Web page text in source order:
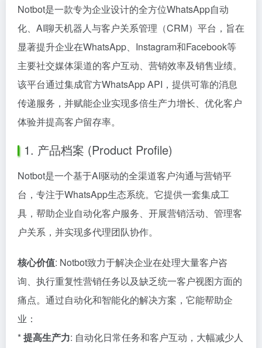
Notbot是一款专为企业设计的全方位WhatsApp自动
化、AI聊天机器人与客户关系管理（CRM）平台，旨在
显著提升企业在WhatsApp、Instagram和Facebook等
主要社交媒体渠道的客户互动、营销效率及销售业绩。
该平台通过集成官方WhatsApp API，提供可靠的消息
传递服务，并赋能企业实现多倍生产力增长、优化客户
体验并提高客户留存率。
1. 产品档案 (Product Profile)
Notbot是一个基于AI驱动的全渠道客户沟通与营销平
台，专注于WhatsApp生态系统。它提供一套集成工
具，帮助企业自动化客户服务、开展营销活动、管理客
户关系，并实现多代理团队协作。
核心价值: Notbot致力于解决企业在处理大量客户咨
询、执行重复性营销任务以及缺乏统一客户视图方面的
痛点。通过自动化和智能化的解决方案，它能帮助企
业：
*提高生产力: 自动化日常任务和客户互动，大幅减少人